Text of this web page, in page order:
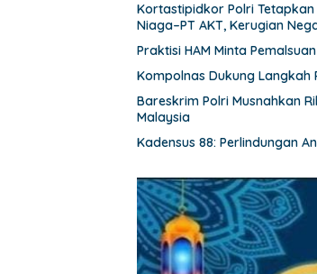
Kortastipidkor Polri
Niaga–PT AKT, Kerugian
Praktisi HAM Minta
Kompolnas Dukung
Bareskrim Polri Musnahkan
Malaysia
Kadensus 88: Perlindungan